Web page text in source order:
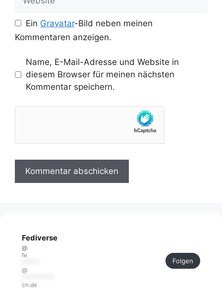
Ein Gravatar-Bild neben meinen
Kommentaren anzeigen.
Name, E-Mail-Adresse und Website in
diesem Browser für meinen nächsten
Kommentar speichern.
Fediverse
@
fe
@
ch.de
Folgen